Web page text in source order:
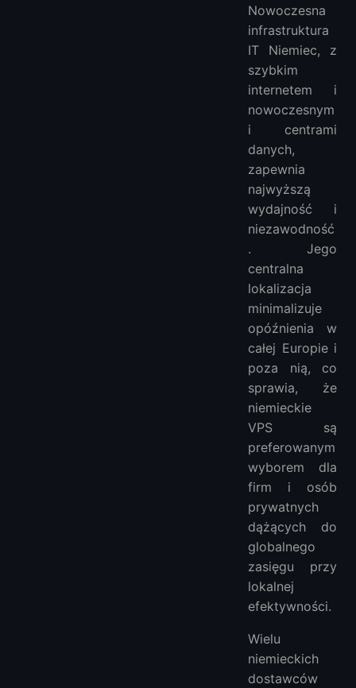
Nowoczesna
infrastruktura
IT Niemiec, z
szybkim
internetem i
nowoczesnym
i centrami
danych,
zapewnia
najwyższą
wydajność i
niezawodność
. Jego
centralna
lokalizacja
minimalizuje
opóźnienia w
całej Europie i
poza nią, co
sprawia, że
niemieckie
VPS są
preferowanym
wyborem dla
firm i osób
prywatnych
dążących do
globalnego
zasięgu przy
lokalnej
efektywności.
Wielu
niemieckich
dostawców